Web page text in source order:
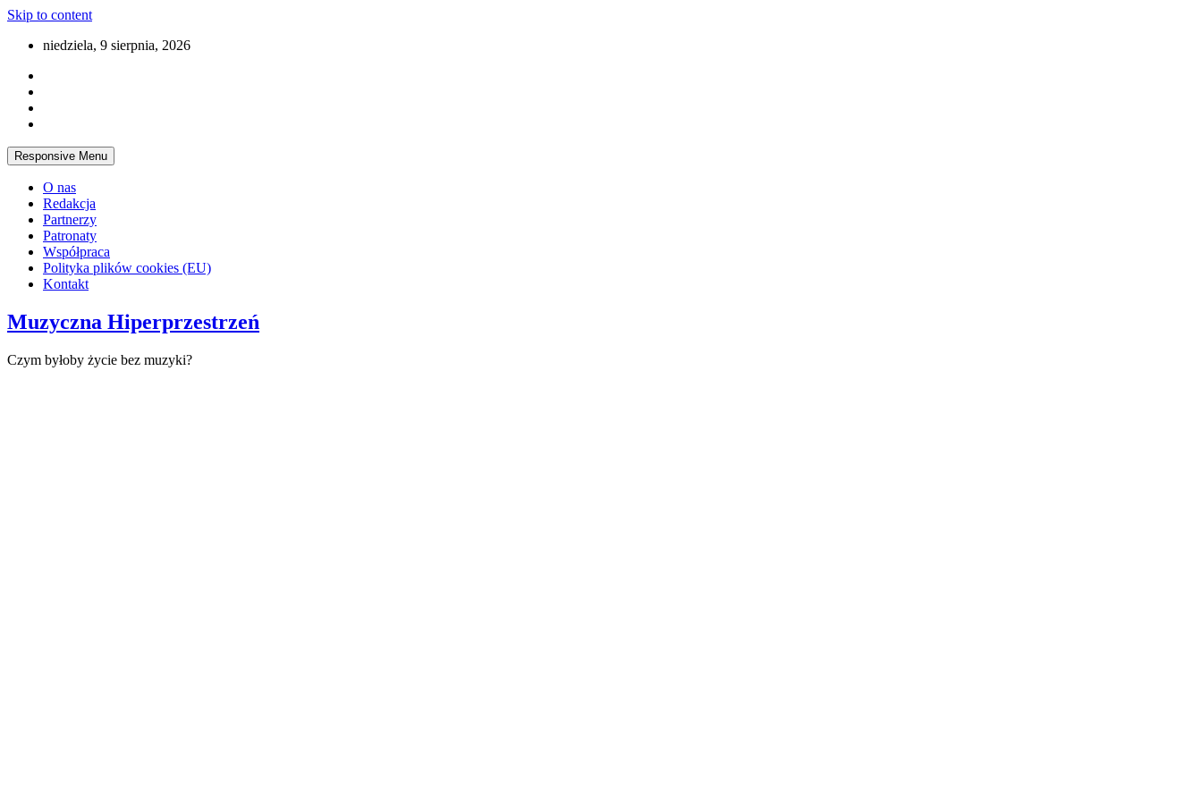
Skip to content
niedziela, 9 sierpnia, 2026
Responsive Menu
O nas
Redakcja
Partnerzy
Patronaty
Współpraca
Polityka plików cookies (EU)
Kontakt
Muzyczna Hiperprzestrzeń
Czym byłoby życie bez muzyki?